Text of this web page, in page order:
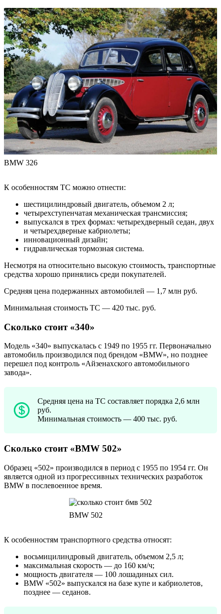
BMW 326
К особенностям ТС можно отнести:
шестицилиндровый двигатель, объемом 2 л;
четырехступенчатая механическая трансмиссия;
выпускался в трех формах: четырехдверный седан, двух
и четырехдверные кабриолеты;
инновационный дизайн;
гидравлическая тормозная система.
Несмотря на относительно высокую стоимость, транспортные
средства хорошо принялись среди покупателей.
Средняя цена подержанных автомобилей — 1,7 млн руб.
Минимальная стоимость ТС — 420 тыс. руб.
Сколько стоит «340»
Модель «340» выпускалась с 1949 по 1955 гг. Первоначально
автомобиль производился под брендом «BMW», но позднее
перешел под контроль «Айзенахского автомобильного
завода».
Средняя цена на ТС составляет порядка 2,6 млн
руб.
Минимальная стоимость — 400 тыс. руб.
Сколько стоит «BMW 502»
Образец «502» производился в период с 1955 по 1954 гг. Он
является одной из прогрессивных технических разработок
BMW в послевоенное время.
BMW 502
К особенностям транспортного средства относят:
восьмицилиндровый двигатель, объемом 2,5 л;
максимальная скорость — до 160 км/ч;
мощность двигателя — 100 лошадиных сил.
BMW «502» выпускался на базе купе и кабриолетов,
позднее — седанов.